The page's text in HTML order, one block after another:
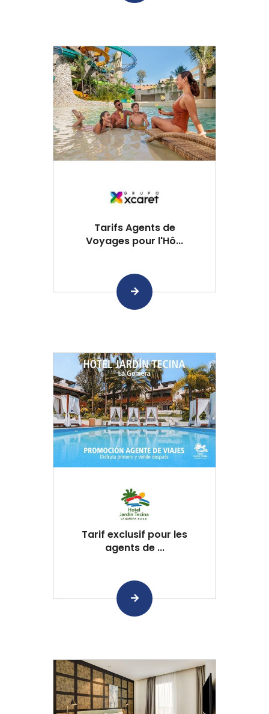
Tarifs Agents de
Voyages pour l'Hô...
Tarif exclusif pour les
agents de ...